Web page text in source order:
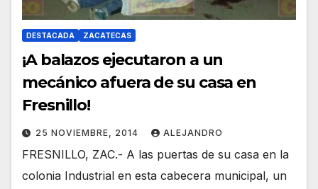
DESTACADA ZACATECAS
¡A balazos ejecutaron a un
mecánico afuera de su casa en
25 NOVIEMBRE, 2014 ALEJANDRO
FRESNILLO, ZAC.- A las puertas de su casa en la
colonia Industrial en esta cabecera municipal, un